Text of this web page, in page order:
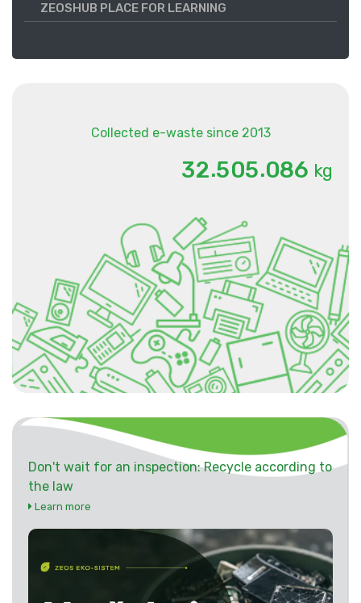
ZEOSHUB PLACE FOR LEARNING
Collected e-waste since 2013
32.505.086 kg
Don't wait for an inspection: Recycle according to
the law
Learn more